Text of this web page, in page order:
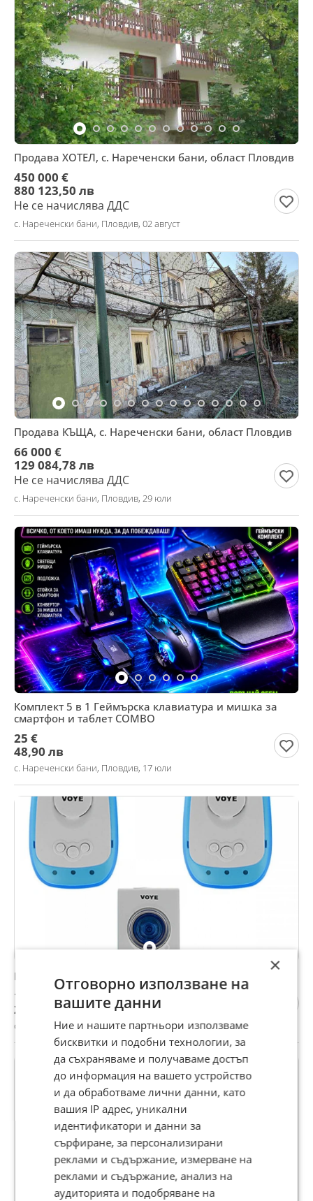
Продава ХОТЕЛ, с. Нареченски бани, област Пловдив
450 000 €
880 123,50 лв
Не се начислява ДДС
с. Нареченски бани, Пловдив, 02 август
Продава КЪЩА, с. Нареченски бани, област Пловдив
66 000 €
129 084,78 лв
Не се начислява ДДС
с. Нареченски бани, Пловдив, 29 юли
Комплект 5 в 1 Геймърска клавиатура и мишка за
смартфон и таблет COMBO
25 €
48,90 лв
с. Нареченски бани, Пловдив, 17 юли
Безжичен звънец VOYE - два приемника смарт
15 €
29,34 лв
с. Нареченски бани, Пловдив, 17 юли
×
Отговорно използване на
вашите данни
Ние и нашите партньори използваме
бисквитки и подобни технологии, за
да съхраняваме и получаваме достъп
до информация на вашето устройство
и да обработваме лични данни, като
вашия IP адрес, уникални
идентификатори и данни за
сърфиране, за персонализирани
реклами и съдържание, измерване на
реклами и съдържание, анализ на
аудиторията и подобряване на